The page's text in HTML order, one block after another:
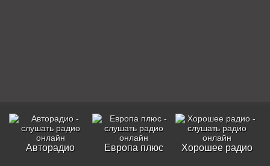
Авторадио Европа плюс Хорошее радио